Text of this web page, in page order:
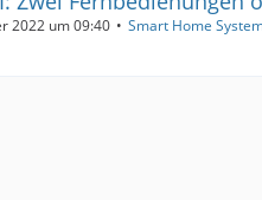
2022 um 09:40 Smart Home